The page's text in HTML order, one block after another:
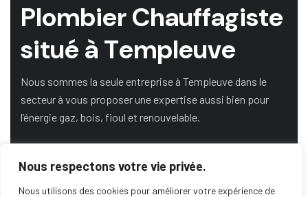
Nous respectons votre vie privée.
Nous utilisons des cookies pour améliorer votre expérience de
PlombierChauffagiste
situé à Templeuve
Nous sommes la seule entreprise à Templeuve dans le
secteur à vous proposer une expertise aussi bien pour
l’énergie gaz, bois, fioul et renouvelable.
DEMANDE DE DEVIS